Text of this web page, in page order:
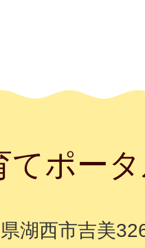
てポー
湖西市吉美